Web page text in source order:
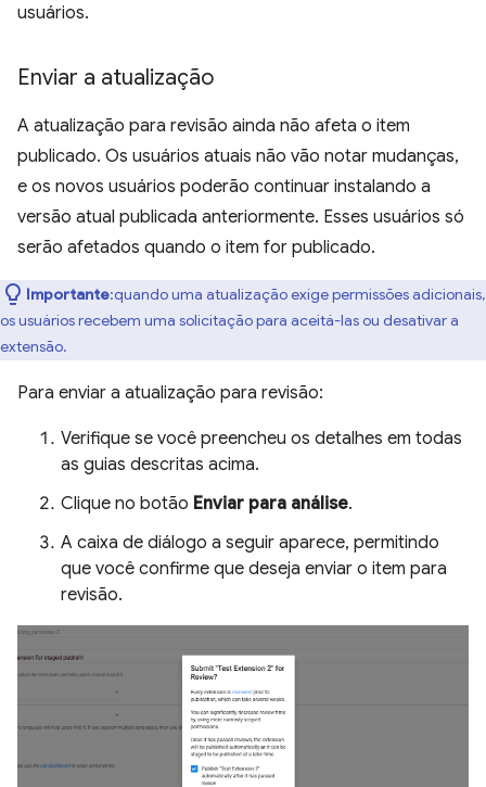
usuários.
Enviar a atualização
A atualização para revisão ainda não afeta o item
publicado. Os usuários atuais não vão notar mudanças,
e os novos usuários poderão continuar instalando a
versão atual publicada anteriormente. Esses usuários só
serão afetados quando o item for publicado.
Importante:quando uma atualização exige permissões adicionais,
os usuários recebem uma solicitação para aceitá-las ou desativar a
extensão.
Para enviar a atualização para revisão:
Verifique se você preencheu os detalhes em todas
as guias descritas acima.
Clique no botão Enviar para análise.
A caixa de diálogo a seguir aparece, permitindo
que você confirme que deseja enviar o item para
revisão.